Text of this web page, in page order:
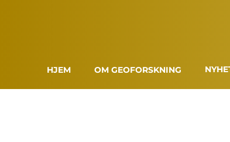
HJEM OM GEOFORSKNING